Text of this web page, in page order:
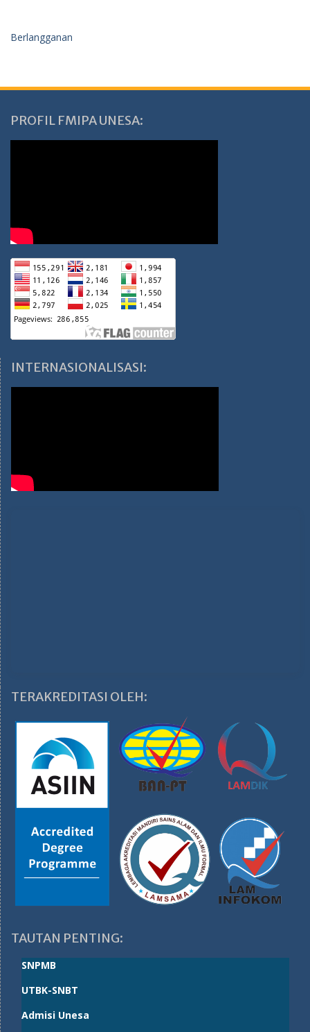
Berlangganan
PROFIL FMIPA UNESA:
INTERNASIONALISASI:
TERAKREDITASI OLEH:
TAUTAN PENTING:
SNPMB
UTBK-SNBT
Admisi Unesa